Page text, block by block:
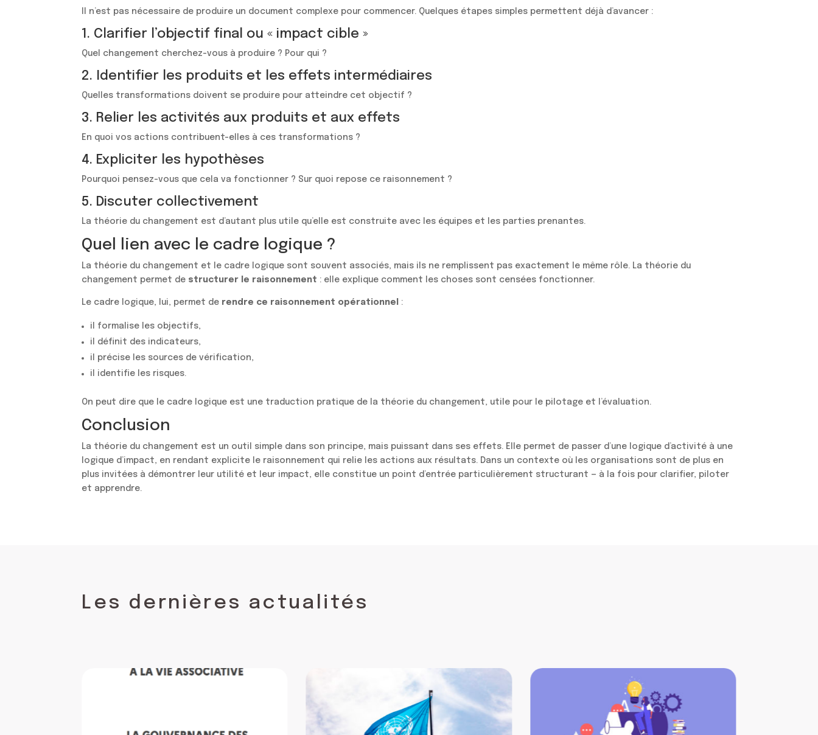
Il n’est pas nécessaire de produire un document complexe pour commencer. Quelques étapes simples permettent déjà d’avancer :
1. Clarifier l’objectif final ou « impact cible »
Quel changement cherchez-vous à produire ? Pour qui ?
2. Identifier les produits et les effets intermédiaires
Quelles transformations doivent se produire pour atteindre cet objectif ?
3. Relier les activités aux produits et aux effets
En quoi vos actions contribuent-elles à ces transformations ?
4. Expliciter les hypothèses
Pourquoi pensez-vous que cela va fonctionner ? Sur quoi repose ce raisonnement ?
5. Discuter collectivement
La théorie du changement est d’autant plus utile qu’elle est construite avec les équipes et les parties prenantes.
Quel lien avec le cadre logique ?
La théorie du changement et le cadre logique sont souvent associés, mais ils ne remplissent pas exactement le même rôle. La théorie du
changement permet de structurer le raisonnement : elle explique comment les choses sont censées fonctionner.
Le cadre logique, lui, permet de rendre ce raisonnement opérationnel :
il formalise les objectifs,
il définit des indicateurs,
il précise les sources de vérification,
il identifie les risques.
On peut dire que le cadre logique est une traduction pratique de la théorie du changement, utile pour le pilotage et l’évaluation.
Conclusion
La théorie du changement est un outil simple dans son principe, mais puissant dans ses effets. Elle permet de passer d’une logique d’activité à une
logique d’impact, en rendant explicite le raisonnement qui relie les actions aux résultats. Dans un contexte où les organisations sont de plus en
plus invitées à démontrer leur utilité et leur impact, elle constitue un point d’entrée particulièrement structurant — à la fois pour clarifier, piloter
et apprendre.
Les dernières actualités